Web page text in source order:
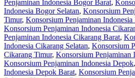
Penjaminan Indonesia Bogor Barat,
Indonesia Bogor Selatan, Konsorsium
Timur, Konsorsium Penjaminan
Konsorsium Penjaminan Indonesia
Penjaminan Indonesia Cikarang Barat,
Indonesia Cikarang Selatan, Konsorsium
Cikarang Timur, Konsorsium Penjaminan
Konsorsium Penjaminan Indonesia Depok,
Indonesia Depok Barat, Konsorsium